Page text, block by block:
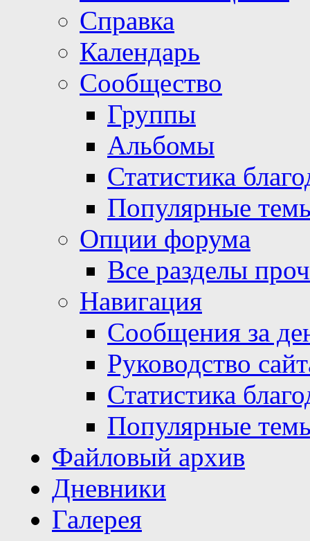
Справка
Календарь
Сообщество
Группы
Альбомы
Статистика
Популярные
Опции форума
Все разделы
Навигация
Сообщения за
Руководство
Статистика
Популярные
Файловый архив
Дневники
Галерея